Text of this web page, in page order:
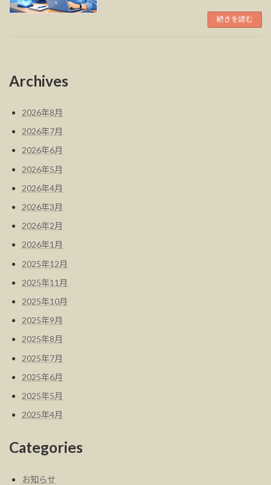
続きを読む
Archives
2026年8月
2026年7月
2026年6月
2026年5月
2026年4月
2026年3月
2026年2月
2026年1月
2025年12月
2025年11月
2025年10月
2025年9月
2025年8月
2025年7月
2025年6月
2025年5月
2025年4月
Categories
お知らせ